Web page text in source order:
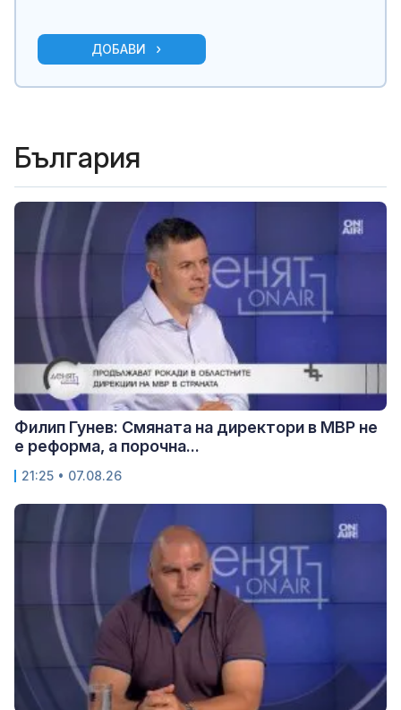
ДОБАВИ
България
Филип Гунев: Смяната на директори в МВР не
е реформа, а порочна...
21:25 • 07.08.26